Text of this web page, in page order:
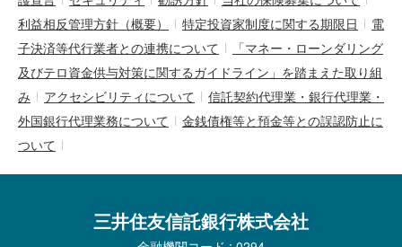
利益相反管理方針（概要）
特定投資家制度に関する期限日
電
子決済等代行業者との連携について
「マネー・ローンダリング
及びテロ資金供与対策に関するガイドライン」を踏まえた取り組
み
アクセシビリティについて
信託契約代理業・銀行代理業・
外国銀行代理業務について
金銭債権等と預金等との誤認防止に
ついて
三井住友信託銀行株式会社